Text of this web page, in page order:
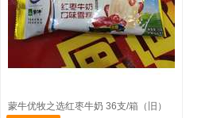
蒙牛优牧之选红枣牛奶 36支/箱（旧）